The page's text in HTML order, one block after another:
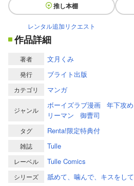
推し本棚
レンタル追加リクエスト
作品詳細
著者 文月くみ
発行 ブライト出版
カテゴリ マンガ
ジャンル
ボーイズラブ漫画 年下攻め
リーマン
御曹司
タグ Renta!限定特典付
雑誌 Tulle
レーベル Tulle Comics
シリーズ 舐めて、噛んで、キスをして